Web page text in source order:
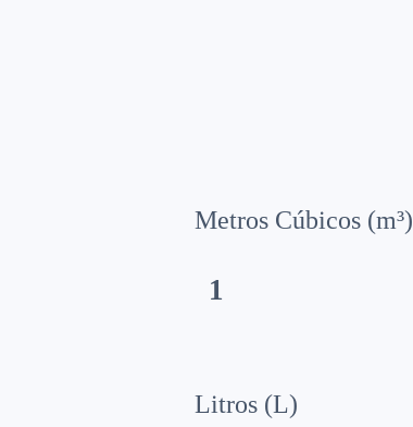
Metros Cúbicos (m³)
1
Litros (L)